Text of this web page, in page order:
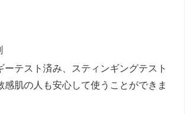
ーテスト済み、スティンギングテスト
感肌の人も安心して使うことができま